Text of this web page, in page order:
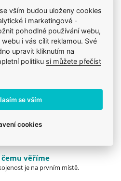
kategoriích7
Pro dospělé kočky
Hill's
Krmiva
denně již 20 let.
čemu věříme
je na prvním místě.
vším budou uloženy cookies
i marketingové -
pohodlné používání webu,
i vás cílit reklamou. Své
upravit kliknutím na
politiku si můžete přečíst
se vším
cookies